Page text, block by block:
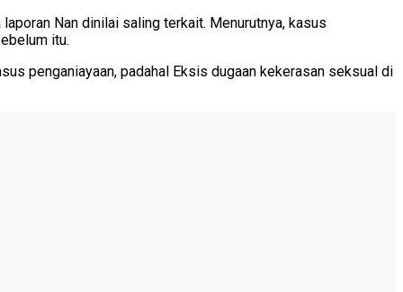
Nan dinilai saling terkait. Menurutnya, kasus
itu.
penganiayaan, padahal Eksis dugaan kekerasan seksual di